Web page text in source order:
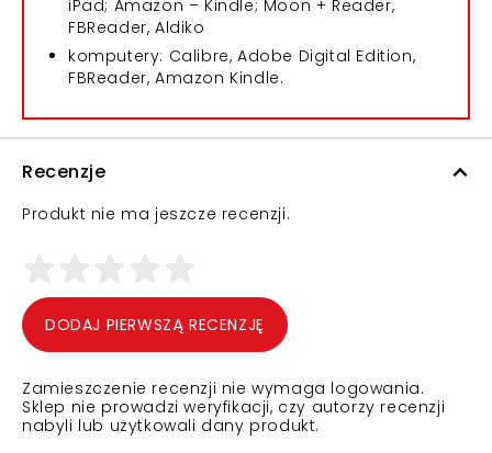
iPad; Amazon – Kindle; Moon + Reader,
FBReader, Aldiko
komputery: Calibre, Adobe Digital Edition,
FBReader, Amazon Kindle.
Recenzje
Produkt nie ma jeszcze recenzji.
DODAJ PIERWSZĄ RECENZJĘ
Zamieszczenie recenzji nie wymaga logowania.
Sklep nie prowadzi weryfikacji, czy autorzy recenzji
nabyli lub użytkowali dany produkt.